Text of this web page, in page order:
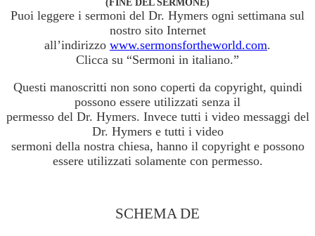
(FINE DEL SERMONE)
Puoi leggere i sermoni del Dr. Hymers ogni settimana sul
nostro sito Internet
all’indirizzo www.sermonsfortheworld.com.
Clicca su “Sermoni in italiano.”
Questi manoscritti non sono coperti da copyright, quindi
possono essere utilizzati senza il
permesso del Dr. Hymers. Invece tutti i video messaggi del
Dr. Hymers e tutti i video
sermoni della nostra chiesa, hanno il copyright e possono
essere utilizzati solamente con permesso.
SCHEMA DE